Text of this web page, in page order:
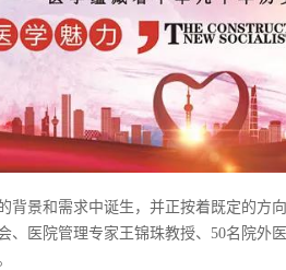
背景和需求中诞生，并正按着既定的方
、医院管理专家王锦珠教授、50名院外